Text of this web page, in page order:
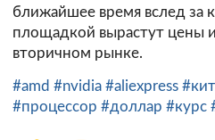
ближайшее время вслед за
площадкой вырастут цены
вторичном рынке.
#amd #nvidia #aliexpress
#процессор #доллар #курс